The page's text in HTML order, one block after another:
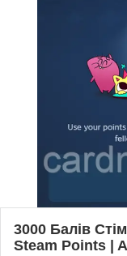
3000 Балів
Steam Points |